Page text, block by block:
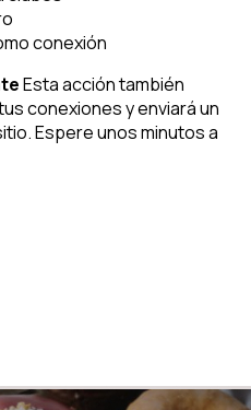
conexión
Esta acción también
conexiones y enviará un
Espere unos minutos a